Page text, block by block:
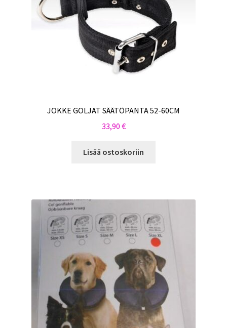
JOKKE GOLJAT SÄÄTÖPANTA 52-60CM
33,90 €
Lisää ostoskoriin